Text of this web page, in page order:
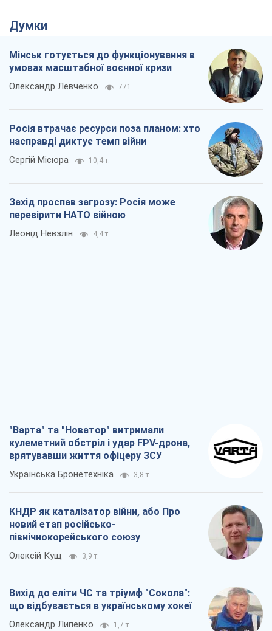
Думки
Мінськ готується до функціонування в
умовах масштабної воєнної кризи
Олександр Левченко 771
Росія втрачає ресурси поза планом: хто
насправді диктує темп війни
Сергій Місюра 10,4 т.
Захід проспав загрозу: Росія може
перевірити НАТО війною
Леонід Невзлін 4,4 т.
"Варта" та "Новатор" витримали
кулеметний обстріл і удар FPV-дрона,
врятувавши життя офіцеру ЗСУ
Українська Бронетехніка 3,8 т.
КНДР як каталізатор війни, або Про
новий етап російсько-
північнокорейського союзу
Олексій Кущ 3,9 т.
Вихід до еліти ЧС та тріумф "Сокола":
що відбувається в українському хокеї
Олександр Липенко 1,7 т.